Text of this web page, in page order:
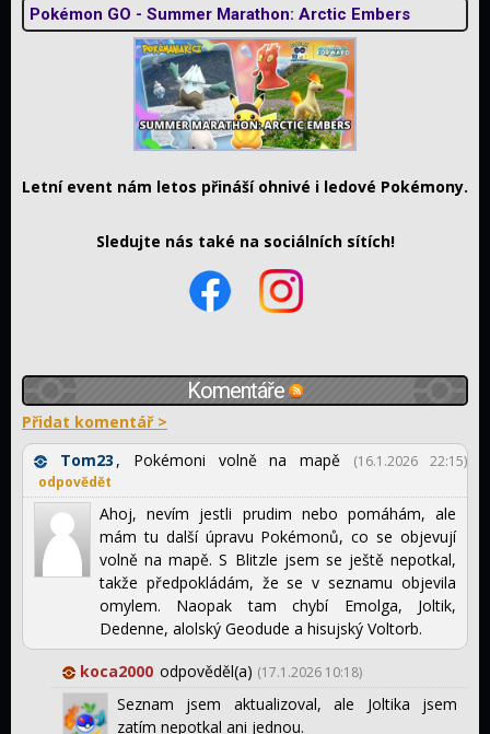
Pokémon GO - Summer Marathon: Arctic Embers
Letní event nám letos přináší ohnivé i ledové Pokémony.
Sledujte nás také na sociálních sítích!
Komentáře
Přidat komentář >
Tom23 , Pokémoni volně na mapě
(16.1.2026 22:15)
odpovědět
Ahoj, nevím jestli prudim nebo pomáhám, ale
mám tu další úpravu Pokémonů, co se objevují
volně na mapě. S Blitzle jsem se ještě nepotkal,
takže předpokládám, že se v seznamu objevila
omylem. Naopak tam chybí Emolga, Joltik,
Dedenne, alolský Geodude a hisujský Voltorb.
koca2000 odpověděl(a) (17.1.2026 10:18)
Seznam jsem aktualizoval, ale Joltika jsem
zatím nepotkal ani jednou.